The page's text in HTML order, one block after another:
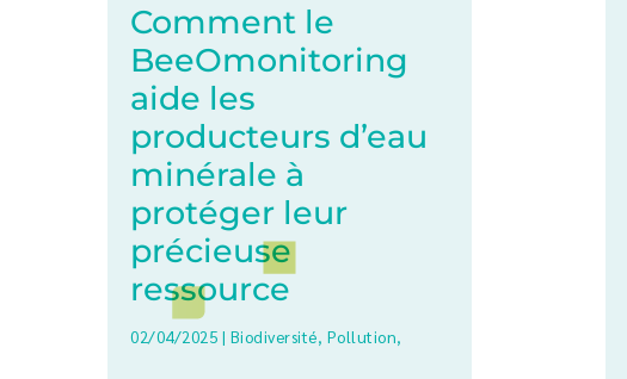
Comment le
BeeOmonitoring
aide les
producteurs d’eau
minérale à
protéger leur
précieuse
ressource
02/04/2025 | Biodiversité, Pollution,